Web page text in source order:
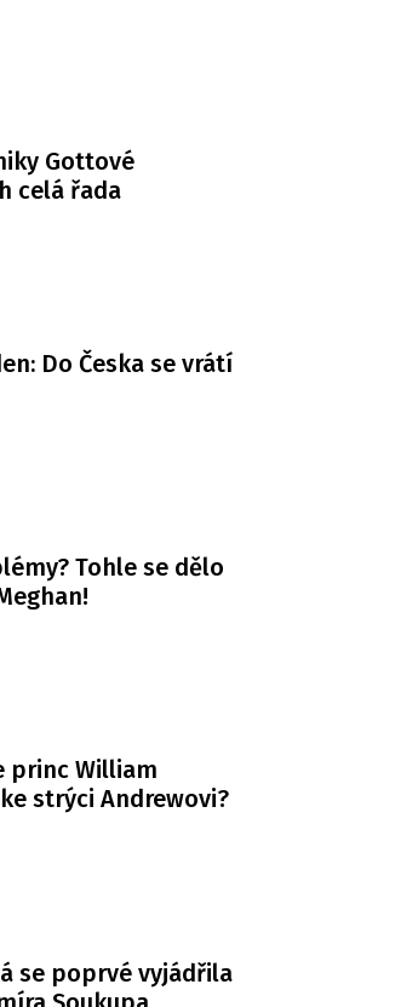
Gottové
celá řada
Do Česka se vrátí
Tohle se dělo
princ William
strýci Andrewovi?
se poprvé vyjádřila